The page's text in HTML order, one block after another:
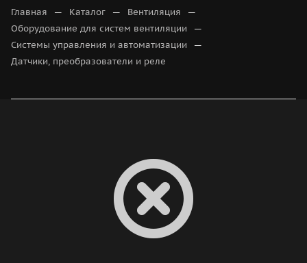
Главная — Каталог — Вентиляция —
Оборудование для систем вентиляции —
Системы управления и автоматизации —
Датчики, преобразователи и реле